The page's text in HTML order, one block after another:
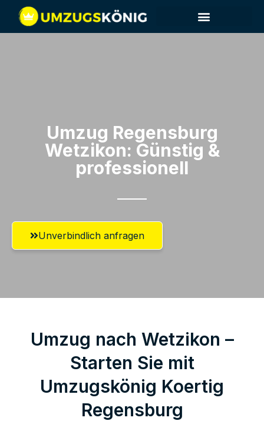
Umzug Regensburg​
Wetzikon: Günstig &
professionell​
Unverbindlich anfragen
Umzug nach Wetzikon –
Starten Sie mit
Umzugskönig Koertig
Regensburg